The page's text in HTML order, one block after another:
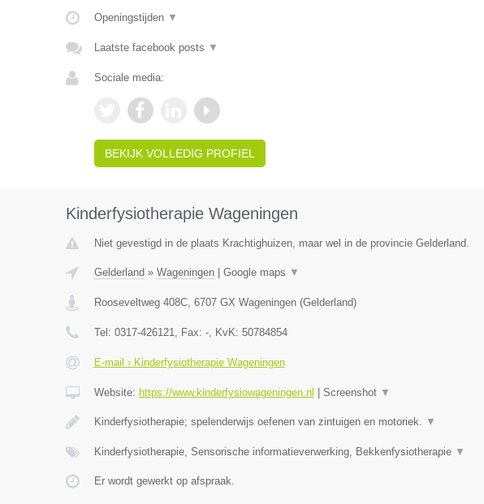
Openingstijden ▼
Laatste facebook posts ▼
Sociale media:
BEKIJK VOLLEDIG PROFIEL
Kinderfysiotherapie Wageningen
Niet gevestigd in de plaats Krachtighuizen, maar wel in de provincie Gelderland.
Gelderland » Wageningen| Google maps ▼
Rooseveltweg 408C, 6707 GX Wageningen(Gelderland)
Tel: 0317-426121, Fax: -, KvK: 50784854
E-mail › Kinderfysiotherapie Wageningen
Website: https://www.kinderfysiowageningen.nl Screenshot ▼
Kinderfysiotherapie; spelenderwijs oefenen van zintuigen en motoriek. ▼
Kinderfysiotherapie, Sensorische informatieverwerking, Bekkenfysiotherapie ▼
Er wordt gewerkt op afspraak.